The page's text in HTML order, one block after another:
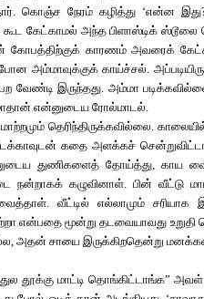
கொஞ்ச நேரம் கழித்து ‘என்ன
கேட்காமல் அந்த பிளாஸ்டிக்
காரணம் அவரைக்
அம்மாவுக்குக் காய்ச்சல்.
இருந்தது. அம்மா
என்னுடைய ரோல்மாடல்.
தெரிந்திருக்கவில்லை.
கதை அளக்கச்
துணிகளைத் தோய்த்து, காய
நன்றாகக் கழுவினாள். பின் வீட்டு
வீட்டில் எல்லாமும் சரியாக
என்பதை மூன்று தடவையாவது உறுதி
அல்ல, அதன் சாயை இருக்கிறதென்று
தூக்கு மாட்டி தொங்கிட்டாங்க”